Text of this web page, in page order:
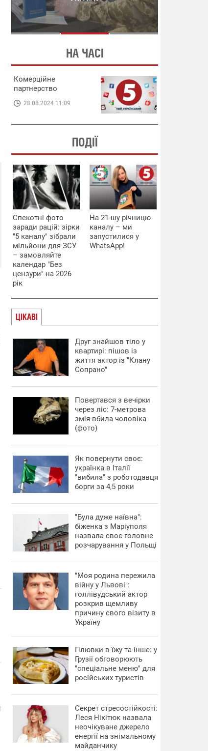
СХЕМИ В ЕНЕРГЕТИЦІ
ЕНЕРГЕТИЦІ
НА ЧАСІ
Комерційне
партнерство
28.08.2024 11:09
ПОДІЇ
Спекотні фото
заради рацій: зірки
"5 каналу" зібрали
мільйони для ЗСУ
– замовляйте
календар "Без
цензури" на 2026
рік
На 21-шу річницю
каналу – ми
запустилися у
WhatsApp!
ЦІКАВІ
Друг знайшов тіло у
квартирі: пішов із
життя актор із "Клану
Сопрано"
Повертався з вечірки
через ліс: 7-метрова
змія вбила чоловіка
(фото)
​Як повернути своє:
українка в Італії
"вибила" з роботодавця
борги за 4,5 роки
"Була дуже наївна":
біженка з Маріуполя
назвала своє головне
розчарування у Польщі
"Моя родина пережила
війну у Львові":
голлівудський актор
розкрив щемливу
причину свого візиту в
Україну
Плювки в їжу та інше: у
Грузії обговорюють
"спеціальне меню" для
російських туристів
Секрет стресостійкості:
Леся Нікітюк назвала
неочікуване джерело
енергії на знімальному
майданчику